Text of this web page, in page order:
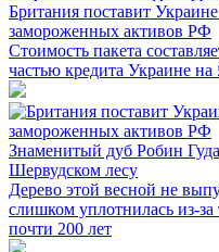
Британия поставит
замороженных активов РФ
Стоимость пакета
частью кредита Украине на
Знаменитый дуб Робин
Шервудском лесу
Дерево этой весной не
слишком уплотнилась из-
почти 200 лет